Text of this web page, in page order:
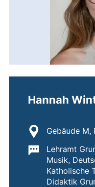
Hannah
Standort:
Gebäude M,
Wichtige
Lehramt
Musik,
Katholische
Didaktik